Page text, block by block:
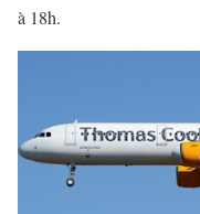
à 18h.